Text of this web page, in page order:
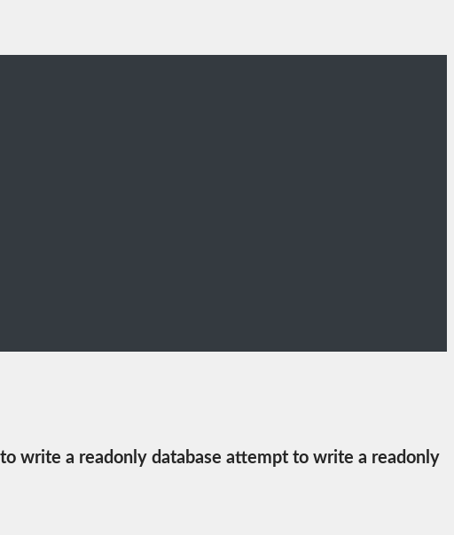
write a readonly database attempt to write a readonly